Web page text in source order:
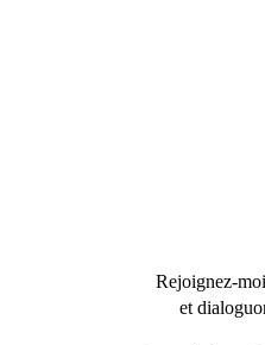
Rejoignez-
et